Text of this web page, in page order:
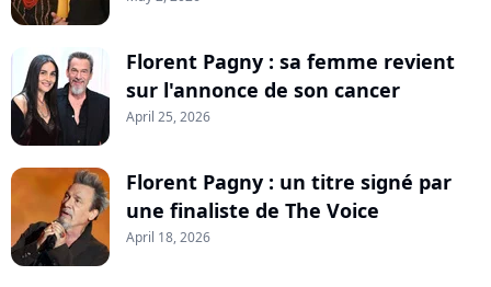
Florent Pagny : sa femme revient
sur l'annonce de son cancer
April 25, 2026
Florent Pagny : un titre signé par
une finaliste de The Voice
April 18, 2026